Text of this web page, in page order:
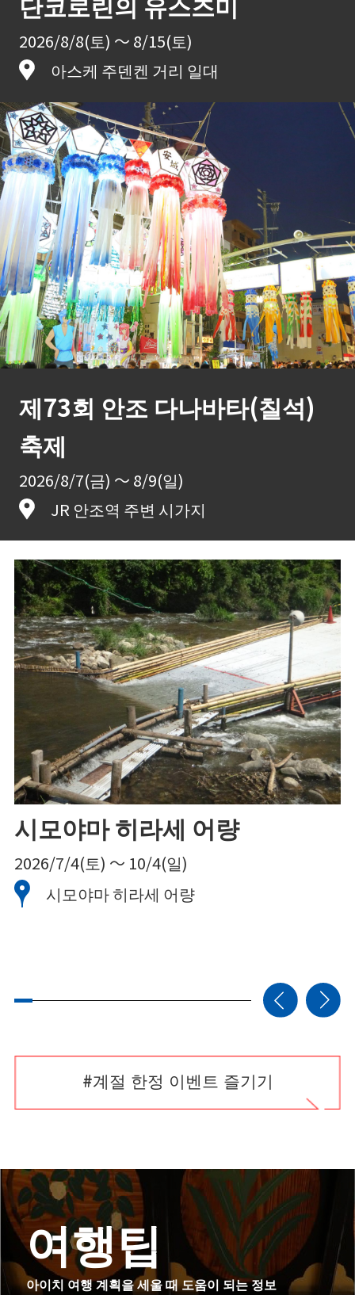
2026/8/8(토) ～ 8/15(토)
아스케 주덴켄 거리 일대
제73회 안조 다나바타(칠석)
축제
2026/8/7(금) ～ 8/9(일)
JR 안조역 주변 시가지
시모야마 히라세 어량
2026/7/4(토) ～ 10/4(일)
시모야마 히라세 어량
#계절 한정 이벤트 즐기기
여행팁
아이치 여행 계획을 세울 때 도움이 되는 정보